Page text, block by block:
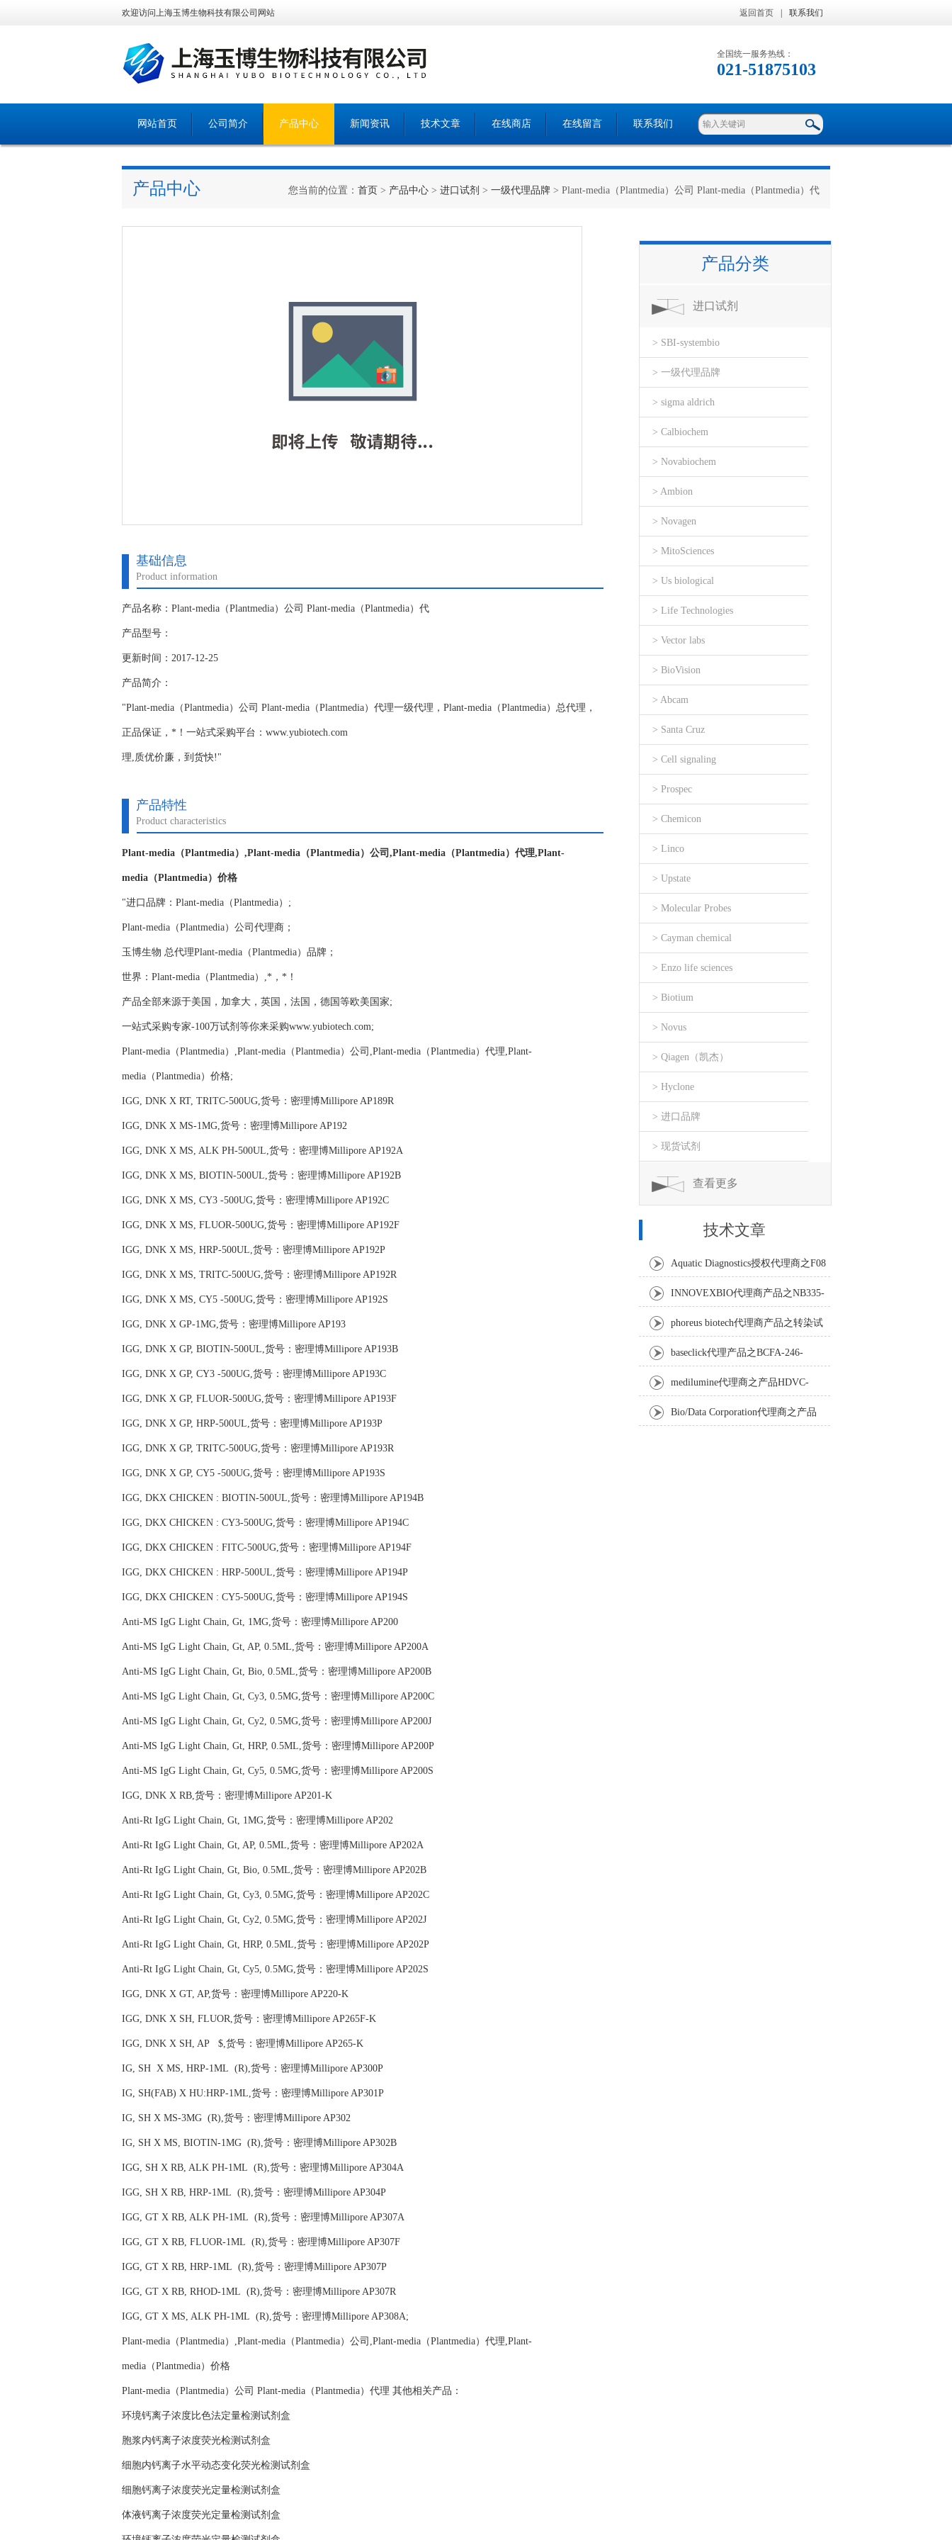
欢迎访问上海玉博生物科技有限公司网站 返回首页 联系我们
全国统一服务热线：
021-51875103
网站首页 公司简介 产品中心 新闻资讯 技术文章 在线商店 在线留言 联系我们
产品中心 您当前的位置： 首页 > 产品中心 > 进口试剂 > 一级代理品牌 > Plant-media（Plantmedia）公司 Plant-media（Plantmedia）代
基础信息
Product information
产品名称：Plant-media（Plantmedia）公司 Plant-media（Plantmedia）代
产品型号：
更新时间：2017-12-25
产品简介：
"Plant-media（Plantmedia）公司 Plant-media（Plantmedia）代理一级代理，Plant-media（Plantmedia）总代理，
正品保证，*！一站式采购平台：www.yubiotech.com
理,质优价廉，到货快!"
产品特性
Product characteristics
Plant-media（Plantmedia）,Plant-media（Plantmedia）公司,Plant-media（Plantmedia）代理,Plant-
media（Plantmedia）价格
"进口品牌：Plant-media（Plantmedia）;
Plant-media（Plantmedia）公司代理商；
玉博生物 总代理Plant-media（Plantmedia）品牌；
世界：Plant-media（Plantmedia）,*，*！
产品全部来源于美国，加拿大，英国，法国，德国等欧美国家;
一站式采购专家-100万试剂等你来采购www.yubiotech.com;
Plant-media（Plantmedia）,Plant-media（Plantmedia）公司,Plant-media（Plantmedia）代理,Plant-
media（Plantmedia）价格;
IGG, DNK X RT, TRITC-500UG,货号：密理博Millipore AP189R
IGG, DNK X MS-1MG,货号：密理博Millipore AP192
IGG, DNK X MS, ALK PH-500UL,货号：密理博Millipore AP192A
IGG, DNK X MS, BIOTIN-500UL,货号：密理博Millipore AP192B
IGG, DNK X MS, CY3 -500UG,货号：密理博Millipore AP192C
IGG, DNK X MS, FLUOR-500UG,货号：密理博Millipore AP192F
IGG, DNK X MS, HRP-500UL,货号：密理博Millipore AP192P
IGG, DNK X MS, TRITC-500UG,货号：密理博Millipore AP192R
IGG, DNK X MS, CY5 -500UG,货号：密理博Millipore AP192S
IGG, DNK X GP-1MG,货号：密理博Millipore AP193
IGG, DNK X GP, BIOTIN-500UL,货号：密理博Millipore AP193B
IGG, DNK X GP, CY3 -500UG,货号：密理博Millipore AP193C
IGG, DNK X GP, FLUOR-500UG,货号：密理博Millipore AP193F
IGG, DNK X GP, HRP-500UL,货号：密理博Millipore AP193P
IGG, DNK X GP, TRITC-500UG,货号：密理博Millipore AP193R
IGG, DNK X GP, CY5 -500UG,货号：密理博Millipore AP193S
IGG, DKX CHICKEN : BIOTIN-500UL,货号：密理博Millipore AP194B
IGG, DKX CHICKEN : CY3-500UG,货号：密理博Millipore AP194C
IGG, DKX CHICKEN : FITC-500UG,货号：密理博Millipore AP194F
IGG, DKX CHICKEN : HRP-500UL,货号：密理博Millipore AP194P
IGG, DKX CHICKEN : CY5-500UG,货号：密理博Millipore AP194S
Anti-MS IgG Light Chain, Gt, 1MG,货号：密理博Millipore AP200
Anti-MS IgG Light Chain, Gt, AP, 0.5ML,货号：密理博Millipore AP200A
Anti-MS IgG Light Chain, Gt, Bio, 0.5ML,货号：密理博Millipore AP200B
Anti-MS IgG Light Chain, Gt, Cy3, 0.5MG,货号：密理博Millipore AP200C
Anti-MS IgG Light Chain, Gt, Cy2, 0.5MG,货号：密理博Millipore AP200J
Anti-MS IgG Light Chain, Gt, HRP, 0.5ML,货号：密理博Millipore AP200P
Anti-MS IgG Light Chain, Gt, Cy5, 0.5MG,货号：密理博Millipore AP200S
IGG, DNK X RB,货号：密理博Millipore AP201-K
Anti-Rt IgG Light Chain, Gt, 1MG,货号：密理博Millipore AP202
Anti-Rt IgG Light Chain, Gt, AP, 0.5ML,货号：密理博Millipore AP202A
Anti-Rt IgG Light Chain, Gt, Bio, 0.5ML,货号：密理博Millipore AP202B
Anti-Rt IgG Light Chain, Gt, Cy3, 0.5MG,货号：密理博Millipore AP202C
Anti-Rt IgG Light Chain, Gt, Cy2, 0.5MG,货号：密理博Millipore AP202J
Anti-Rt IgG Light Chain, Gt, HRP, 0.5ML,货号：密理博Millipore AP202P
Anti-Rt IgG Light Chain, Gt, Cy5, 0.5MG,货号：密理博Millipore AP202S
IGG, DNK X GT, AP,货号：密理博Millipore AP220-K
IGG, DNK X SH, FLUOR,货号：密理博Millipore AP265F-K
IGG, DNK X SH, AP $,货号：密理博Millipore AP265-K
IG, SH X MS, HRP-1ML (R),货号：密理博Millipore AP300P
IG, SH(FAB) X HU:HRP-1ML,货号：密理博Millipore AP301P
IG, SH X MS-3MG (R),货号：密理博Millipore AP302
IG, SH X MS, BIOTIN-1MG (R),货号：密理博Millipore AP302B
IGG, SH X RB, ALK PH-1ML (R),货号：密理博Millipore AP304A
IGG, SH X RB, HRP-1ML (R),货号：密理博Millipore AP304P
IGG, GT X RB, ALK PH-1ML (R),货号：密理博Millipore AP307A
IGG, GT X RB, FLUOR-1ML (R),货号：密理博Millipore AP307F
IGG, GT X RB, HRP-1ML (R),货号：密理博Millipore AP307P
IGG, GT X RB, RHOD-1ML (R),货号：密理博Millipore AP307R
IGG, GT X MS, ALK PH-1ML (R),货号：密理博Millipore AP308A;
Plant-media（Plantmedia）,Plant-media（Plantmedia）公司,Plant-media（Plantmedia）代理,Plant-
media（Plantmedia）价格
Plant-media（Plantmedia）公司 Plant-media（Plantmedia）代理 其他相关产品：
环境钙离子浓度比色法定量检测试剂盒
胞浆内钙离子浓度荧光检测试剂盒
细胞内钙离子水平动态变化荧光检测试剂盒
细胞钙离子浓度荧光定量检测试剂盒
体液钙离子浓度荧光定量检测试剂盒
产品分类
进口试剂
> SBI-systembio
> 一级代理品牌
> sigma aldrich
> Calbiochem
> Novabiochem
> Ambion
> Novagen
> MitoSciences
> Us biological
> Life Technologies
> Vector labs
> BioVision
> Abcam
> Santa Cruz
> Cell signaling
> Prospec
> Chemicon
> Linco
> Upstate
> Molecular Probes
> Cayman chemical
> Enzo life sciences
> Biotium
> Novus
> Qiagen（凯杰）
> Hyclone
> 进口品牌
> 现货试剂
查看更多
技术文章
Aquatic Diagnostics授权代理商之F08
Anti-Turbot IgM monoclonal antibody
INNOVEXBIO代理商产品之NB335-
60-60ML Fc Receptor Blocker – Azide-Free
phoreus biotech代理商产品之转染试
剂BAPtofect-25 5mg kit
baseclick代理产品之BCFA-246-
5mg，Tri-β-GalNAc-PEG3-Azide
medilumine代理商之产品HDVC-
121，Fenestra HDVC动物CT造影剂
Bio/Data Corporation代理商之产品